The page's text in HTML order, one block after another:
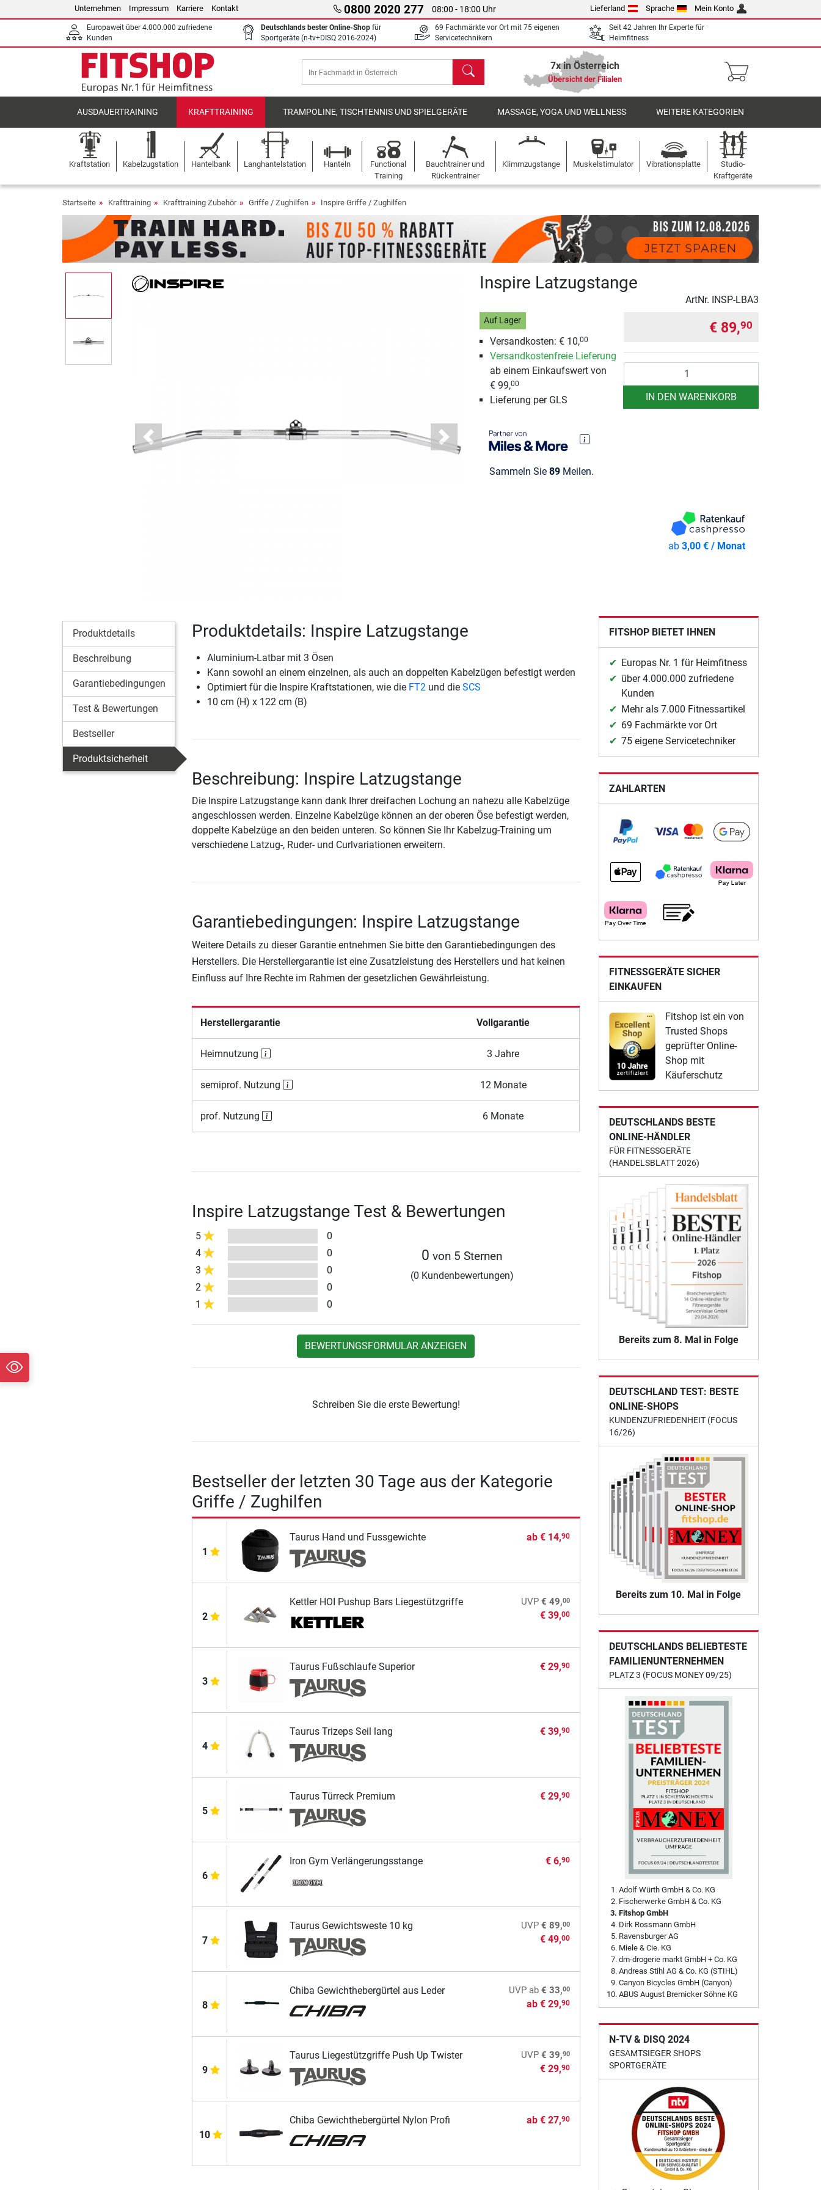
Unternehmen Impressum Karriere Kontakt 0800 2020 277 08:00 - 18:00 Uhr Lieferland Sprache Mein Konto
Europaweit über 4.000.000 zufriedene
Kunden
Deutschlands bester Online-Shop für
Sportgeräte (n-tv+DISQ 2016-2024)
69 Fachmärkte vor Ort mit 75 eigenen
Servicetechnikern
Seit 42 Jahren Ihr Experte für
Heimfitness
Suchen 7x in Österreich
Übersicht der Filialen
AUSDAUERTRAINING KRAFTTRAINING TRAMPOLINE, TISCHTENNIS UND SPIELGERÄTE MASSAGE, YOGA UND WELLNESS WEITERE KATEGORIEN
Kraftstation Kabelzugstation Hantelbank Langhantelstation Hanteln
Functional
Training
Bauchtrainer und
Rückentrainer
Klimmzugstange Muskelstimulator Vibrationsplatte
Studio-
Kraftgeräte
Startseite Krafttraining Krafttraining Zubehör Griffe / Zughilfen Inspire Griffe / Zughilfen
Previous Next
Inspire Latzugstange
ArtNr. INSP-LBA3
Auf Lager
Versandkosten: € 10,00
Versandkostenfreie Lieferung
ab einem Einkaufswert von
€ 99,00
Lieferung per GLS
Sammeln Sie 89Meilen.
€ 89,90
IN DEN WARENKORB
ab3,00 € / Monat
Produktdetails
Beschreibung
Garantiebedingungen
Test & Bewertungen
Bestseller
Produktsicherheit
Produktdetails: Inspire Latzugstange
Aluminium-Latbar mit 3 Ösen
Kann sowohl an einem einzelnen, als auch an doppelten Kabelzügen befestigt werden
Optimiert für die Inspire Kraftstationen, wie die FT2und die SCS
10 cm (H) x 122 cm (B)
Beschreibung: Inspire Latzugstange
Die Inspire Latzugstange kann dank Ihrer dreifachen Lochung an nahezu alle Kabelzüge
angeschlossen werden. Einzelne Kabelzüge können an der oberen Öse befestigt werden,
doppelte Kabelzüge an den beiden unteren. So können Sie Ihr Kabelzug-Training um
verschiedene Latzug-, Ruder- und Curlvariationen erweitern.
Garantiebedingungen: Inspire Latzugstange
Weitere Details zu dieser Garantie entnehmen Sie bitte den Garantiebedingungen des
Herstellers. Die Herstellergarantie ist eine Zusatzleistung des Herstellers und hat keinen
Einfluss auf Ihre Rechte im Rahmen der gesetzlichen Gewährleistung.
Herstellergarantie Vollgarantie
Heimnutzung 3 Jahre
semiprof. Nutzung 12 Monate
prof. Nutzung 6 Monate
Inspire Latzugstange Test & Bewertungen
5
0
4
0
3
0
2
0
1
0
0 von 5 Sternen
(0 Kundenbewertungen)
BEWERTUNGSFORMULAR ANZEIGEN
Schreiben Sie die erste Bewertung!
Bestseller der letzten 30 Tage aus der Kategorie
Griffe / Zughilfen
1
Taurus Hand und Fussgewichte ab€ 14,90
2
Kettler HOI Pushup Bars Liegestützgriffe UVP € 49,00
€ 39,00
3
Taurus Fußschlaufe Superior € 29,90
4
Taurus Trizeps Seil lang € 39,90
5
Taurus Türreck Premium € 29,90
6
Iron Gym Verlängerungsstange € 6,90
7
Taurus Gewichtsweste 10 kg UVP € 89,00
€ 49,00
8
Chiba Gewichthebergürtel aus Leder UVP ab€ 33,00
ab€ 29,90
9
Taurus Liegestützgriffe Push Up Twister UVP € 39,90
€ 29,90
10
Chiba Gewichthebergürtel Nylon Profi ab€ 27,90
FITSHOP BIETET IHNEN
Europas Nr. 1 für Heimfitness
über 4.000.000 zufriedene
Kunden
Mehr als 7.000 Fitnessartikel
69 Fachmärkte vor Ort
75 eigene Servicetechniker
ZAHLARTEN
FITNESSGERÄTE SICHER
EINKAUFEN
Fitshop ist ein von
Trusted Shops
geprüfter Online-
Shop mit
Käuferschutz
DEUTSCHLANDS BESTE
ONLINE-HÄNDLER
FÜR FITNESSGERÄTE
(HANDELSBLATT 2026)
Bereits zum 8. Mal in Folge
DEUTSCHLAND TEST: BESTE
ONLINE-SHOPS
KUNDENZUFRIEDENHEIT (FOCUS
16/26)
Bereits zum 10. Mal in Folge
DEUTSCHLANDS BELIEBTESTE
FAMILIENUNTERNEHMEN
PLATZ 3 (FOCUS MONEY 09/25)
Adolf Würth GmbH & Co. KG
Fischerwerke GmbH & Co. KG
Fitshop GmbH
Dirk Rossmann GmbH
Ravensburger AG
Miele & Cie. KG
dm-drogerie markt GmbH + Co. KG
Andreas Stihl AG & Co. KG (STIHL)
Canyon Bicycles GmbH (Canyon)
ABUS August Bremicker Söhne KG
N-TV & DISQ 2024
GESAMTSIEGER SHOPS
SPORTGERÄTE